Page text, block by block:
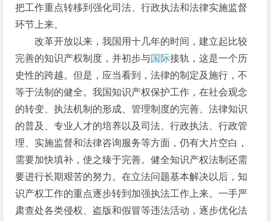
把工作重点转移到强化司法、行政执法和法律实施监督
环节上来。
改革开放以来，我国用十几年的时间，建立起比较
完善的知识产权制度，并初步与国际接轨，这是一个历
史性的跨越。但是，应当看到，法律的制定及施行，不
等于法制的健全。我国知识产权保护工作，在社会观念
的转变、执法机制的形成、管理制度的完善、法律知识
的普及、专业人才的培养以及司法、行政执法、行政管
理、实施监督和法律咨询服务等方面，仍有大片空白，
需要加快填补，使之臻于完善。健全知识产权法制还需
要进行长期艰苦的努力。在立法问题基本解决以后，知
识产权工作的重点逐步转到加强执法工作上来。一手严
肃查处各类侵权、盗版和假冒等违法活动，逐步优化法